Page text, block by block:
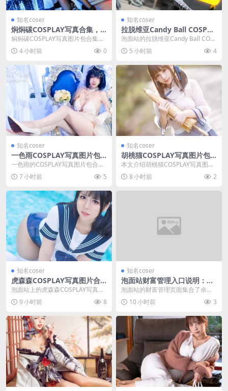
知名coser
焖焖碳COSPLAY写真合集，
泡面站持续更新的图包
焖焖碳COSPLAY写真图片包合集正
在泡面站持续更新，目前收录了8张
写真图。文章...
4 小时前 0
知名coser
拉脱维亚Candy Ball COSPLA
Y写真合集，泡面站持续更新
泡面站的拉脱维亚Candy Ball COS
PLAY写真作品合集以持续更新为特
色...5 小时前 4
知名coser
一色雨COSPLAY写真图片包
合集持续更新，泡面站整理值
一色雨的COSPLAY写真图片包合集
在泡面站持续更新，整合了她在抖
音、B站、微博...
7 小时前 5
知名coser
胡桃猫COSPLAY写真图片包
合集：持续更新，粉丝收藏正
本文介绍胡桃猫COSPLAY写真图片
包合集，包括博主胡桃猫（胡桃喵k
urumi/...
8 小时前 2
知名coser
虎森森COSPLAY写真图片合
集，泡面站持续更新中
泡面站上的虎森森COSPLAY写真合
集，作者为微博动漫博主虎森森，
作品在微博与T...
9 小时前 8
知名coser
泡面站财富管理入口说明：余
额、积分和提现怎么用
泡面站的财富管理页面集合了余
额、积分、充值与提现功能，是用
户管理站内资产的主要入...
10 小时前 3